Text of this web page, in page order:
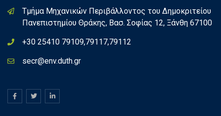
Τμήμα Μηχανικών Περιβάλλοντος του Δημοκριτείου
Πανεπιστημίου Θράκης, Βασ. Σοφίας 12, Ξάνθη 67100
+30 25410 79109,79117,79112
secr@env.duth.gr